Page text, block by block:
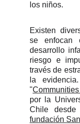
los niños.
Existen
se enfocan
desarrollo
riesgo e
través de
la
"
por la
Chile
fundación